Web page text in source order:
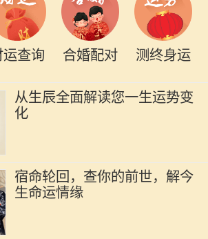
运查询 合婚配对 测终身运
从生辰全面解读您一生运势变
化
宿命轮回，查你的前世，解今
生命运情缘